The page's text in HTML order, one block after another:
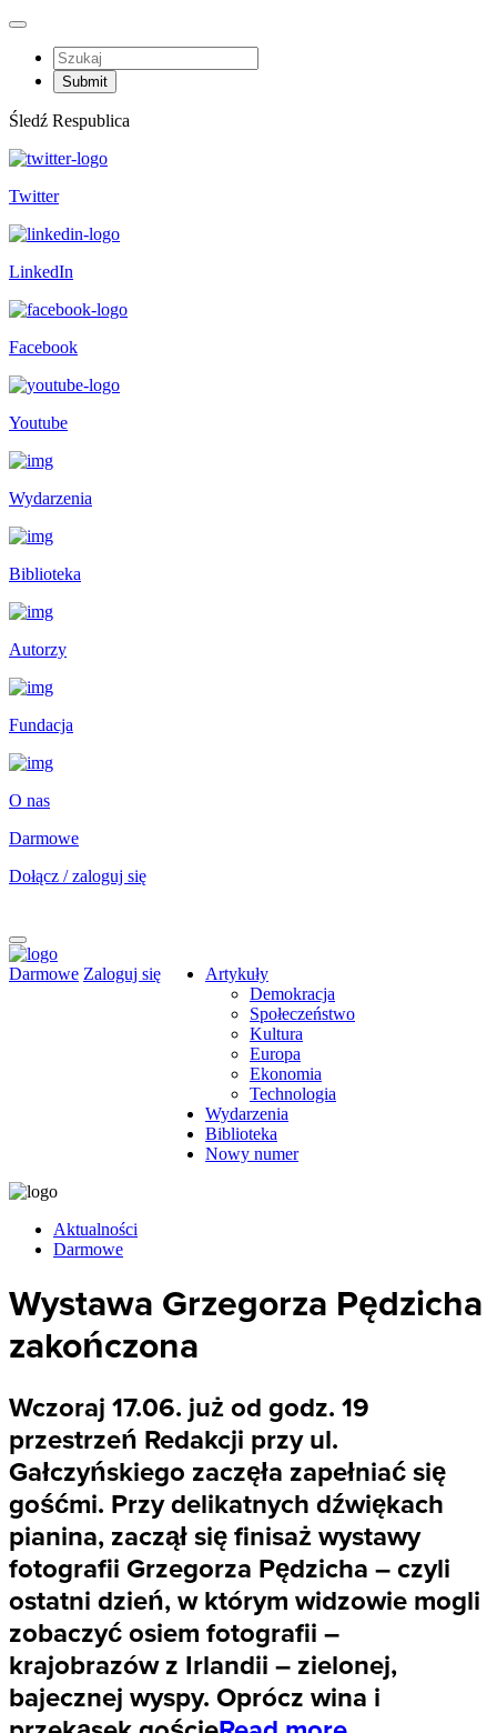
Śledź Respublica
Twitter
LinkedIn
Facebook
Youtube
Wydarzenia
Biblioteka
Autorzy
Fundacja
O nas
Darmowe
Dołącz / zaloguj się
Darmowe Zaloguj się
Artykuły
Demokracja
Społeczeństwo
Kultura
Europa
Ekonomia
Technologia
Wydarzenia
Biblioteka
Nowy numer
Aktualności
Darmowe
Wystawa Grzegorza Pędzicha
zakończona
Wczoraj 17.06. już od godz. 19
przestrzeń Redakcji przy ul.
Gałczyńskiego zaczęła zapełniać się
gośćmi. Przy delikatnych dźwiękach
pianina, zaczął się finisaż wystawy
fotografii Grzegorza Pędzicha – czyli
ostatni dzień, w którym widzowie mogli
zobaczyć osiem fotografii –
krajobrazów z Irlandii – zielonej,
bajecznej wyspy. Oprócz wina i